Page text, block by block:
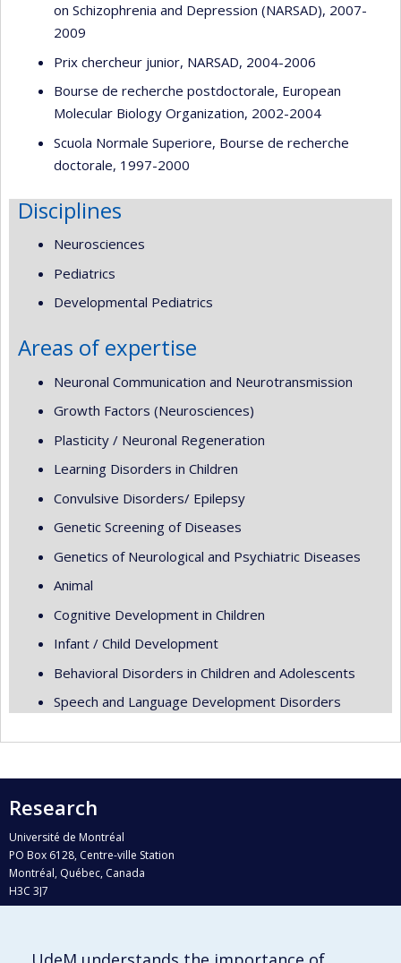
on Schizophrenia and Depression (NARSAD), 2007-
2009
Prix chercheur junior, NARSAD, 2004-2006
Bourse de recherche postdoctorale, European
Molecular Biology Organization, 2002-2004
Scuola Normale Superiore, Bourse de recherche
doctorale, 1997-2000
Disciplines
Neurosciences
Pediatrics
Developmental Pediatrics
Areas of expertise
Neuronal Communication and Neurotransmission
Growth Factors (Neurosciences)
Plasticity / Neuronal Regeneration
Learning Disorders in Children
Convulsive Disorders/ Epilepsy
Genetic Screening of Diseases
Genetics of Neurological and Psychiatric Diseases
Animal
Cognitive Development in Children
Infant / Child Development
Behavioral Disorders in Children and Adolescents
Speech and Language Development Disorders
Research
Université de Montréal
PO Box 6128, Centre-ville Station
Montréal, Québec, Canada
H3C 3J7